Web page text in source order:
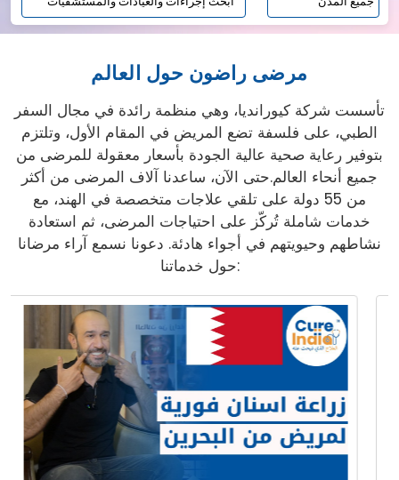
مرضى راضون حول العالم
تأسست شركة كيورانديا، وهي منظمة رائدة في مجال السفر
الطبي، على فلسفة تضع المريض في المقام الأول، وتلتزم
بتوفير رعاية صحية عالية الجودة بأسعار معقولة للمرضى من
جميع أنحاء العالم.حتى الآن، ساعدنا آلاف المرضى من أكثر
من 55 دولة على تلقي علاجات متخصصة في الهند، مع
خدمات شاملة تُركّز على احتياجات المرضى، ثم استعادة
نشاطهم وحيويتهم في أجواء هادئة. دعونا نسمع آراء مرضانا
حول خدماتنا: